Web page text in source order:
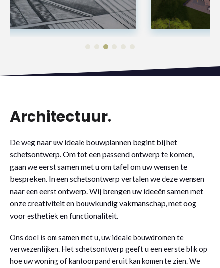
Architectuur.
De weg naar uw ideale bouwplannen begint bij het
schetsontwerp. Om tot een passend ontwerp te komen,
gaan we eerst samen met u om tafel om uw wensen te
bespreken. In een schetsontwerp vertalen we deze wensen
naar een eerst ontwerp. Wij brengen uw ideeën samen met
onze creativiteit en bouwkundig vakmanschap, met oog
voor esthetiek en functionaliteit.
Ons doel is om samen met u, uw ideale bouwdromen te
verwezenlijken. Het schetsontwerp geeft u een eerste blik op
hoe uw woning of kantoorpand eruit kan komen te zien. We